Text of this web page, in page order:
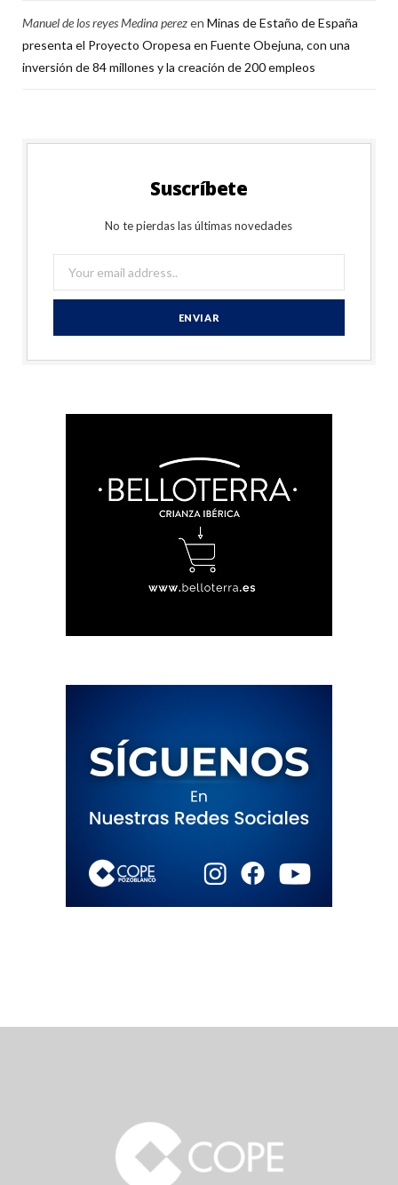
Manuel de los reyes Medina perezen Minas de Estaño de España
presenta el Proyecto Oropesa en Fuente Obejuna, con una
inversión de 84 millones y la creación de 200 empleos
Suscríbete
No te pierdas las últimas novedades